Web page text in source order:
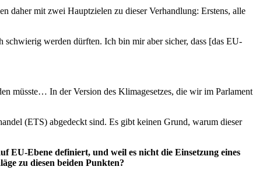
daher mit zwei Hauptzielen zu dieser Verhandlung: Erstens, alle
werden dürften. Ich bin mir aber sicher, dass [das EU-
müsste… In der Version des Klimagesetzes, die wir im Parlament
(ETS) abgedeckt sind. Es gibt keinen Grund, warum dieser
EU-Ebene definiert, und weil es nicht die Einsetzung eines
zu diesen beiden Punkten?